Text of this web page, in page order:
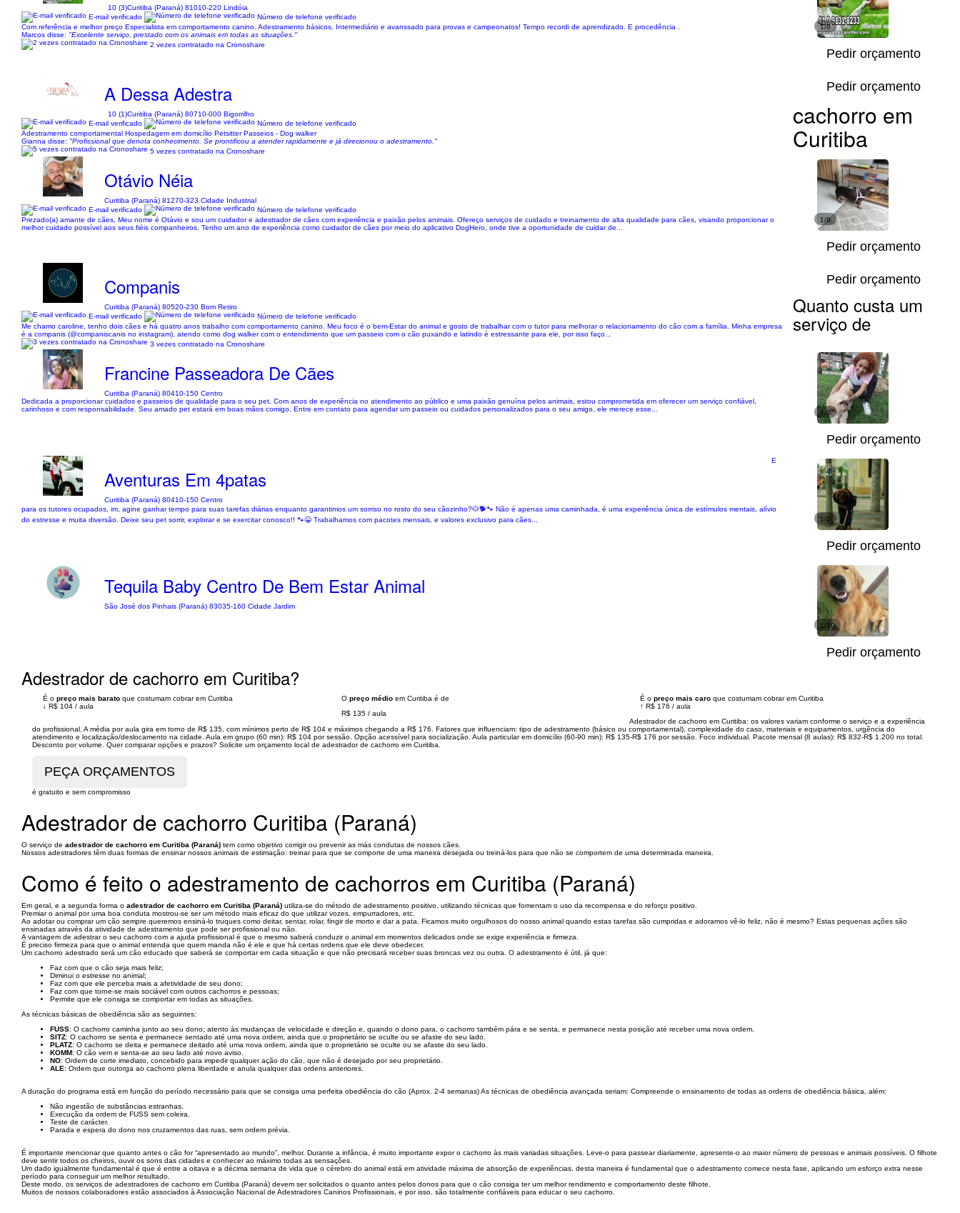
10 (3)Curitiba (Paraná) 81010-220 Lindóia
E-mail verificado
Número de telefone verificado
Com referência e melhor preço Especialista em comportamento canino. Adestramento básicos. Intermediário e avanssado para provas e campeonatos! Tempo recordi de aprendizado. E procedência .
Marcos disse: "Excelente serviço, prestado com os animais em todas as situações."
2 vezes contratado na Cronoshare
1/8
Pedir orçamento
A Dessa Adestra
10 (1)Curitiba (Paraná) 80710-000 Bigorrilho
E-mail verificado
Número de telefone verificado
Adestramento comportamental Hospedagem em domicílio Petsitter Passeios - Dog walker
Gianna disse: "Profissional que denota conhecimento. Se prontificou a atender rapidamente e já direcionou o adestramento."
5 vezes contratado na Cronoshare
Pedir orçamento
Otávio Néia
Curitiba (Paraná) 81270-323 Cidade Industrial
E-mail verificado
Número de telefone verificado
Prezado(a) amante de cães, Meu nome é Otávio e sou um cuidador e adestrador de cães com experiência e paixão pelos animais. Ofereço serviços de cuidado e treinamento de alta qualidade para cães, visando proporcionar o
melhor cuidado possível aos seus fiéis companheiros. Tenho um ano de experiência como cuidador de cães por meio do aplicativo DogHero, onde tive a oportunidade de cuidar de...
1/9
Pedir orçamento
Companis
Curitiba (Paraná) 80520-230 Bom Retiro
E-mail verificado
Número de telefone verificado
Me chamo caroline, tenho dois cães e há quatro anos trabalho com comportamento canino. Meu foco é o bem-Estar do animal e gosto de trabalhar com o tutor para melhorar o relacionamento do cão com a família. Minha empresa
é a companis (@companiscanis no instagram), atendo como dog walker com o entendimento que um passeio com o cão puxando e latindo é estressante para ele, por isso faço...
3 vezes contratado na Cronoshare
Pedir orçamento
Francine Passeadora De Cães
Curitiba (Paraná) 80410-150 Centro
Dedicada a proporcionar cuidados e passeios de qualidade para o seu pet. Com anos de experiência no atendimento ao público e uma paixão genuína pelos animais, estou comprometida em oferecer um serviço confiável,
carinhoso e com responsabilidade. Seu amado pet estará em boas mãos comigo. Entre em contato para agendar um passeio ou cuidados personalizados para o seu amigo, ele merece esse...
1/3
Pedir orçamento
Aventuras Em 4patas
Curitiba (Paraná) 80410-150 Centro
E
para os tutores ocupados, im, agine ganhar tempo para suas tarefas diárias enquanto garantimos um sorriso no rosto do seu cãozinho?🐶🐕🐾 Não é apenas uma caminhada, é uma experiência única de estímulos mentais, alívio
do estresse e muita diversão. Deixe seu pet sorrir, explorar e se exercitar conosco!! 🐾😀 Trabalhamos com pacotes mensais, e valores exclusivo para cães...
1/2
Pedir orçamento
Tequila Baby Centro De Bem Estar Animal
São José dos Pinhais (Paraná) 83035-160 Cidade Jardim
1/10
Pedir orçamento
cachorro em
Curitiba
Quanto custa um
serviço de
Adestrador de cachorro em Curitiba?
É o preço mais barato que costumam cobrar em Curitiba
↓ R$ 104 / aula
O preço médio em Curitiba é de
R$ 135 / aula
É o preço mais caro que costumam cobrar em Curitiba
↑ R$ 176 / aula
Adestrador de cachorro em Curitiba: os valores variam conforme o serviço e a experiência
do profissional. A média por aula gira em torno de R$ 135, com mínimos perto de R$ 104 e máximos chegando a R$ 176. Fatores que influenciam: tipo de adestramento (básico ou comportamental), complexidade do caso, materiais e equipamentos, urgência do
atendimento e localização/deslocamento na cidade. Aula em grupo (60 min): R$ 104 por sessão. Opção acessível para socialização. Aula particular em domicílio (60-90 min): R$ 135-R$ 176 por sessão. Foco individual. Pacote mensal (8 aulas): R$ 832-R$ 1.200 no total.
Desconto por volume. Quer comparar opções e prazos? Solicite um orçamento local de adestrador de cachorro em Curitiba.
é gratuito e sem compromisso
Adestrador de cachorro Curitiba (Paraná)
O serviço de adestrador de cachorro em Curitiba (Paraná) tem como objetivo corrigir ou prevenir as más condutas de nossos cães.
Nossos adestradores têm duas formas de ensinar nossos animais de estimação: treinar para que se comporte de uma maneira desejada ou treiná-los para que não se comportem de uma determinada maneira.
Como é feito o adestramento de cachorros em Curitiba (Paraná)
Em geral, e a segunda forma o adestrador de cachorro em Curitiba (Paraná) utiliza-se do método de adestramento positivo, utilizando técnicas que fomentam o uso da recompensa e do reforço positivo.
Premiar o animal por uma boa conduta mostrou-se ser um método mais eficaz do que utilizar vozes, empurradores, etc.
Ao adotar ou comprar um cão sempre queremos ensiná-lo truques como deitar, sentar, rolar, fingir de morto e dar a pata. Ficamos muito orgulhosos do nosso animal quando estas tarefas são cumpridas e adoramos vê-lo feliz, não é mesmo? Estas pequenas ações são
ensinadas através da atividade de adestramento que pode ser profissional ou não.
A vantagem de adestrar o seu cachorro com a ajuda profissional é que o mesmo saberá conduzir o animal em momentos delicados onde se exige experiência e firmeza.
É preciso firmeza para que o animal entenda que quem manda não é ele e que há certas ordens que ele deve obedecer.
Um cachorro adestrado será um cão educado que saberá se comportar em cada situação e que não precisará receber suas broncas vez ou outra. O adestramento é útil, já que:
Faz com que o cão seja mais feliz;
Diminui o estresse no animal;
Faz com que ele perceba mais a afetividade de seu dono;
Faz com que torne-se mais sociável com outros cachorros e pessoas;
Permite que ele consiga se comportar em todas as situações.
As técnicas básicas de obediência são as seguintes:
FUSS: O cachorro caminha junto ao seu dono; atento às mudanças de velocidade e direção e, quando o dono para, o cachorro também pára e se senta, e permanece nesta posição até receber uma nova ordem.
SITZ: O cachorro se senta e permanece sentado até uma nova ordem, ainda que o proprietário se oculte ou se afaste do seu lado.
PLATZ: O cachorro se deita e permanece deitado até uma nova ordem, ainda que o proprietário se oculte ou se afaste do seu lado.
KOMM: O cão vem e senta-se ao seu lado até novo aviso.
NO: Ordem de corte imediato, concebido para impedir qualquer ação do cão, que não é desejado por seu proprietário.
ALE: Ordem que outorga ao cachorro plena liberdade e anula qualquer das ordens anteriores.
A duração do programa está em função do período necessário para que se consiga uma perfeita obediência do cão (Aprox. 2-4 semanas) As técnicas de obediência avançada seriam: Compreende o ensinamento de todas as ordens de obediência básica, além:
Não ingestão de substâncias estranhas.
Execução da ordem de FUSS sem coleira.
Teste de carácter.
Parada e espera do dono nos cruzamentos das ruas, sem ordem prévia.
É importante mencionar que quanto antes o cão for “apresentado ao mundo”, melhor. Durante a infância, é muito importante expor o cachorro às mais variadas situações. Leve-o para passear diariamente, apresente-o ao maior número de pessoas e animais possíveis. O filhote
deve sentir todos os cheiros, ouvir os sons das cidades e conhecer ao máximo todas as sensações.
Um dado igualmente fundamental é que é entre a oitava e a décima semana de vida que o cérebro do animal está em atividade máxima de absorção de experiências, desta maneira é fundamental que o adestramento comece nesta fase, aplicando um esforço extra nesse
período para conseguir um melhor resultado.
Deste modo, os serviços de adestradores de cachorro em Curitiba (Paraná) devem ser solicitados o quanto antes pelos donos para que o cão consiga ter um melhor rendimento e comportamento deste filhote.
Muitos de nossos colaboradores estão associados à Associação Nacional de Adestradores Caninos Profissionais, e por isso, são totalmente confiáveis para educar o seu cachorro.